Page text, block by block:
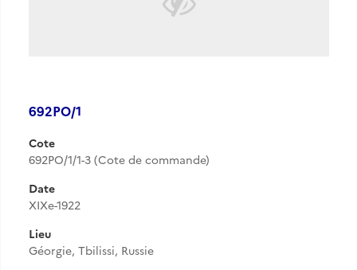
692PO/1
Cote
692PO/1/1-3 (Cote de commande)
Date
XIXe-1922
Lieu
Géorgie, Tbilissi, Russie